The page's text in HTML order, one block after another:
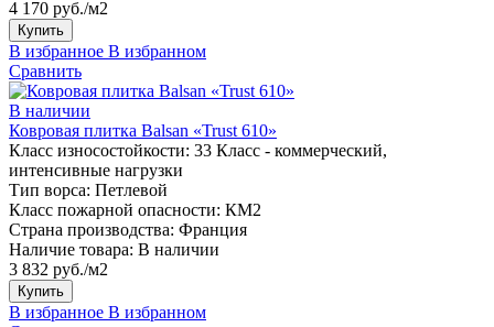
4 170 руб./м2
Купить
В избранное В избранном
Сравнить
В наличии
Ковровая плитка Balsan «Trust 610»
Класс износостойкости: 33 Класс - коммерческий,
интенсивные нагрузки
Тип ворса: Петлевой
Класс пожарной опасности: КМ2
Страна производства: Франция
Наличие товара: В наличии
3 832 руб./м2
Купить
В избранное В избранном